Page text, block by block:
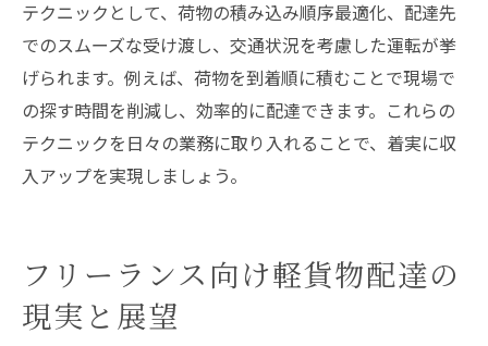
テクニックとして、荷物の積み込み順序最適化、配達先
でのスムーズな受け渡し、交通状況を考慮した運転が挙
げられます。例えば、荷物を到着順に積むことで現場で
の探す時間を削減し、効率的に配達できます。これらの
テクニックを日々の業務に取り入れることで、着実に収
入アップを実現しましょう。
フリーランス向け軽貨物配達の
現実と展望